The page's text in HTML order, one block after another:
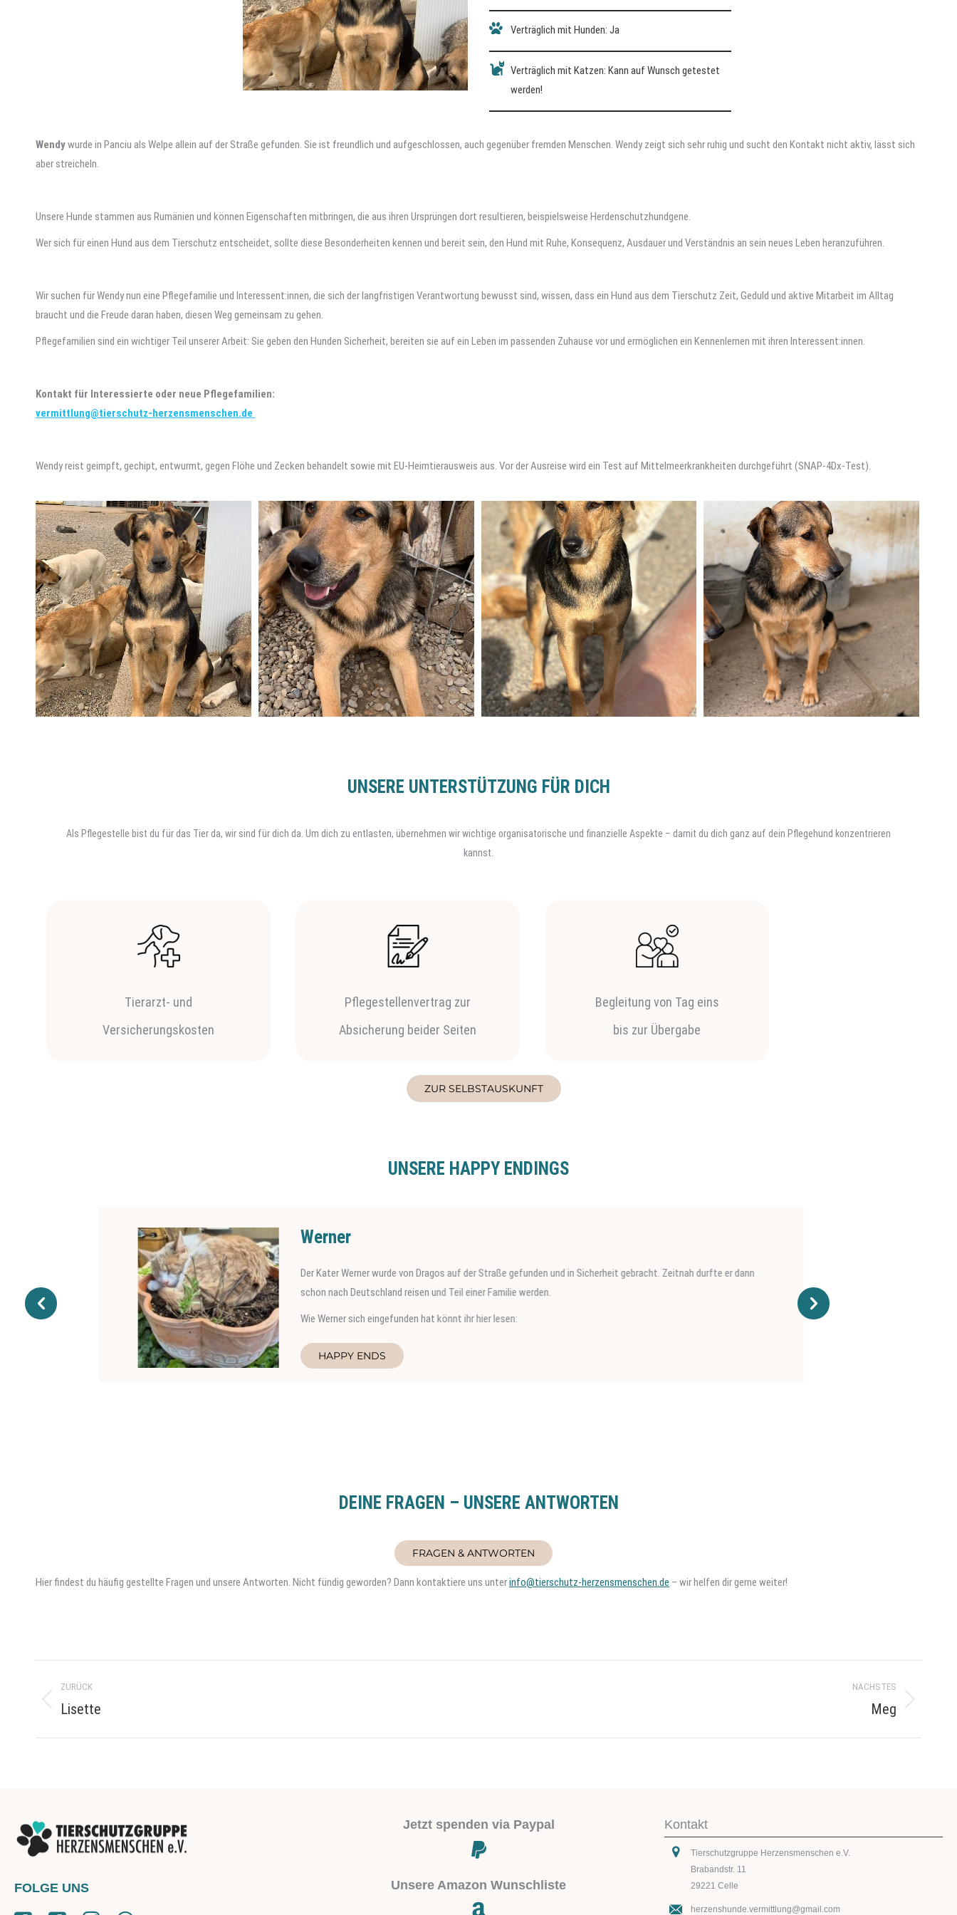
Verträglich mit Hunden: Ja
Verträglich mit Katzen: Kann auf Wunsch getestet
werden!
Wendywurde in Panciu als Welpe allein auf der Straße gefunden. Sie ist freundlich und aufgeschlossen, auch gegenüber fremden Menschen. Wendy zeigt sich sehr ruhig und sucht den Kontakt nicht aktiv, lässt sich
aber streicheln.
Unsere Hunde stammen aus Rumänien und können Eigenschaften mitbringen, die aus ihren Ursprüngen dort resultieren, beispielsweise Herdenschutzhundgene.
Wer sich für einen Hund aus dem Tierschutz entscheidet, sollte diese Besonderheiten kennen und bereit sein, den Hund mit Ruhe, Konsequenz, Ausdauer und Verständnis an sein neues Leben heranzuführen.
Wir suchen für Wendy nun eine Pflegefamilie und Interessent:innen, die sich der langfristigen Verantwortung bewusst sind, wissen, dass ein Hund aus dem Tierschutz Zeit, Geduld und aktive Mitarbeit im Alltag
braucht und die Freude daran haben, diesen Weg gemeinsam zu gehen.
Pflegefamilien sind ein wichtiger Teil unserer Arbeit: Sie geben den Hunden Sicherheit, bereiten sie auf ein Leben im passenden Zuhause vor und ermöglichen ein Kennenlernen mit ihren Interessent:innen.
Kontakt für Interessierte oder neue Pflegefamilien:
vermittlung@tierschutz-herzensmenschen.de
Wendy reist geimpft, gechipt, entwurmt, gegen Flöhe und Zecken behandelt sowie mit EU-Heimtierausweis aus. Vor der Ausreise wird ein Test auf Mittelmeerkrankheiten durchgeführt (SNAP-4Dx-Test).
UNSERE UNTERSTÜTZUNG FÜR DICH
Als Pflegestelle bist du für das Tier da, wir sind für dich da. Um dich zu entlasten, übernehmen wir wichtige organisatorische und finanzielle Aspekte – damit du dich ganz auf dein Pflegehund konzentrieren
kannst.
Tierarzt- und
Versicherungskosten
Pflegestellenvertrag zur
Absicherung beider Seiten
Begleitung von Tag eins
bis zur Übergabe
ZUR SELBSTAUSKUNFT
UNSERE HAPPY ENDINGS
Werner
Der Kater Werner wurde von Dragos auf der Straße gefunden und in Sicherheit gebracht. Zeitnah durfte er dann
schon nach Deutschland reisen und Teil einer Familie werden.
Wie Werner sich eingefunden hat könnt ihr hier lesen:
HAPPY ENDS
DEINE FRAGEN – UNSERE ANTWORTEN
FRAGEN & ANTWORTEN
Hier findest du häufig gestellte Fragen und unsere Antworten. Nicht fündig geworden? Dann kontaktiere uns unterinfo@tierschutz-herzensmenschen.de – wir helfen dir gerne weiter!
Project
navigation
ZURÜCK
Previous
Lisette
NÄCHSTES
Meg
FOLGE UNS
Jetzt spenden via Paypal
Unsere Amazon Wunschliste
Kontakt
Tierschutzgruppe Herzensmenschen e.V.
Brabandstr. 11
29221 Celle
herzenshunde.vermittlung@gmail.com